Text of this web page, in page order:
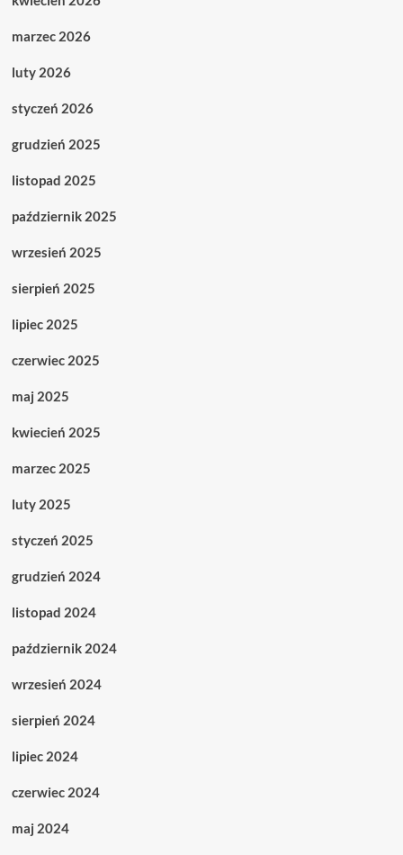
marzec 2026
luty 2026
styczeń 2026
grudzień 2025
listopad 2025
październik 2025
wrzesień 2025
sierpień 2025
lipiec 2025
czerwiec 2025
maj 2025
kwiecień 2025
marzec 2025
luty 2025
styczeń 2025
grudzień 2024
listopad 2024
październik 2024
wrzesień 2024
sierpień 2024
lipiec 2024
czerwiec 2024
maj 2024